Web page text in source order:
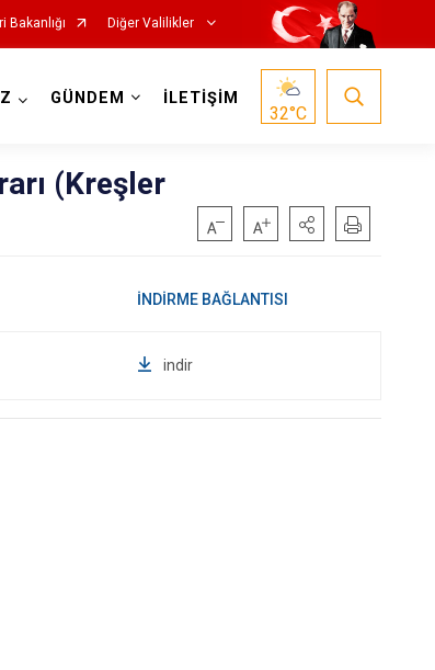
Bakanlığı Diğer Valilikler
GÜNDEM İLETİŞİM
32°C
(Kreşler
indir